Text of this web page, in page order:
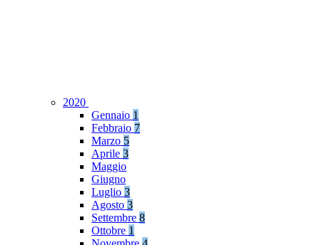
2020
Gennaio 1
Febbraio 7
Marzo 5
Aprile 3
Maggio
Giugno
Luglio 3
Agosto 3
Settembre 8
Ottobre 1